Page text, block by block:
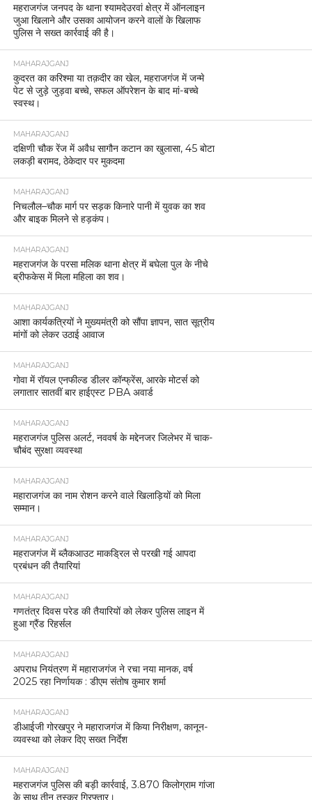
महराजगंज जनपद के थाना श्यामदेउरवां क्षेत्र में ऑनलाइन
जुआ खिलाने और उसका आयोजन करने वालों के खिलाफ
पुलिस ने सख्त कार्रवाई की है।
MAHARAJGANJ
कुदरत का करिश्मा या तक़दीर का खेल, महराजगंज में जन्मे
पेट से जुड़े जुड़वा बच्चे, सफल ऑपरेशन के बाद मां-बच्चे
स्वस्थ।
MAHARAJGANJ
दक्षिणी चौक रेंज में अवैध सागौन कटान का खुलासा, 45 बोटा
लकड़ी बरामद, ठेकेदार पर मुकदमा
MAHARAJGANJ
निचलौल–चौक मार्ग पर सड़क किनारे पानी में युवक का शव
और बाइक मिलने से हड़कंप।
MAHARAJGANJ
महराजगंज के परसा मलिक थाना क्षेत्र में बघेला पुल के नीचे
ब्रीफकेस में मिला महिला का शव।
MAHARAJGANJ
आशा कार्यकत्रियों ने मुख्यमंत्री को सौंपा ज्ञापन, सात सूत्रीय
मांगों को लेकर उठाई आवाज
MAHARAJGANJ
गोवा में रॉयल एनफील्ड डीलर कॉन्फ्रेंस, आरके मोटर्स को
लगातार सातवीं बार हाईएस्ट PBA अवार्ड
MAHARAJGANJ
महराजगंज पुलिस अलर्ट, नववर्ष के मद्देनजर जिलेभर में चाक-
चौबंद सुरक्षा व्यवस्था
MAHARAJGANJ
महाराजगंज का नाम रोशन करने वाले खिलाड़ियों को मिला
सम्मान।
MAHARAJGANJ
महराजगंज में ब्लैकआउट माकड्रिल से परखी गई आपदा
प्रबंधन की तैयारियां
MAHARAJGANJ
गणतंत्र दिवस परेड की तैयारियों को लेकर पुलिस लाइन में
हुआ ग्रैंड रिहर्सल
MAHARAJGANJ
अपराध नियंत्रण में महाराजगंज ने रचा नया मानक, वर्ष
2025 रहा निर्णायक : डीएम संतोष कुमार शर्मा
MAHARAJGANJ
डीआईजी गोरखपुर ने महाराजगंज में किया निरीक्षण, कानून-
व्यवस्था को लेकर दिए सख्त निर्देश
MAHARAJGANJ
महराजगंज पुलिस की बड़ी कार्रवाई, 3.870 किलोग्राम गांजा
के साथ तीन तस्कर गिरफ्तार।